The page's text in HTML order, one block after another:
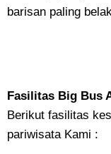
barisan paling
Fasilitas Big Bus
Berikut fasilitas
pariwisata Kami :